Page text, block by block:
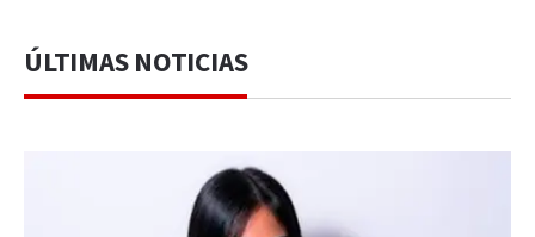
ÚLTIMAS NOTICIAS